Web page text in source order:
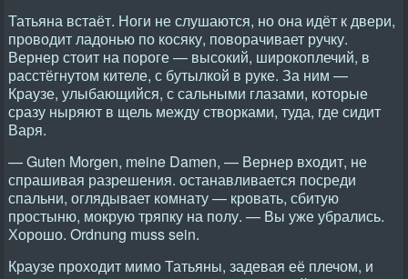
Татьяна встаёт. Ноги не слушаются, но она идёт к двери,
проводит ладонью по косяку, поворачивает ручку.
Вернер стоит на пороге — высокий, широкоплечий, в
расстёгнутом кителе, с бутылкой в руке. За ним —
Краузе, улыбающийся, с сальными глазами, которые
сразу ныряют в щель между створками, туда, где сидит
Варя.
— Guten Morgen, meine Damen, — Вернер входит, не
спрашивая разрешения. останавливается посреди
спальни, оглядывает комнату — кровать, сбитую
простыню, мокрую тряпку на полу. — Вы уже убрались.
Хорошо. Ordnung muss sein.
Краузе проходит мимо Татьяны, задевая её плечом, и